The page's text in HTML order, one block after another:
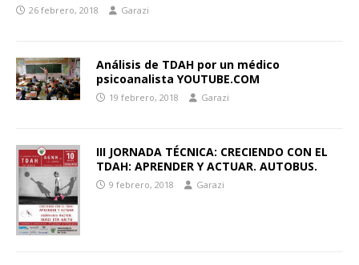
26 febrero, 2018 Garazi
Análisis de TDAH por un médico
psicoanalista YOUTUBE.COM
19 febrero, 2018 Garazi
III JORNADA TÉCNICA: CRECIENDO CON EL
TDAH: APRENDER Y ACTUAR. AUTOBUS.
9 febrero, 2018 Garazi